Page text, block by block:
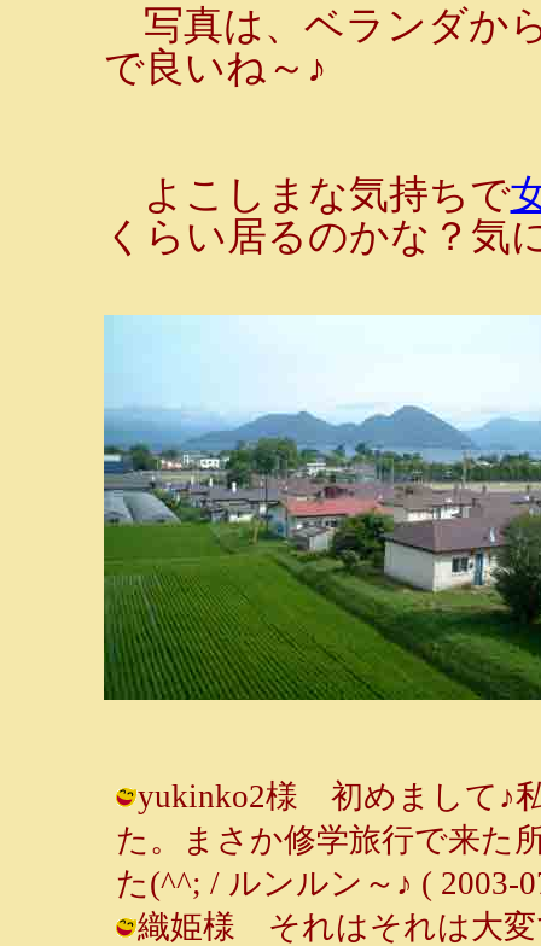
写真は、ベランダか
で良いね～♪
よこしまな気持ちで
くらい居るのかな？気
yukinko2様 初めまして♪
た。まさか修学旅行で来た
た(^^; / ルンルン～♪ ( 2003-
織姫様 それはそれは大変